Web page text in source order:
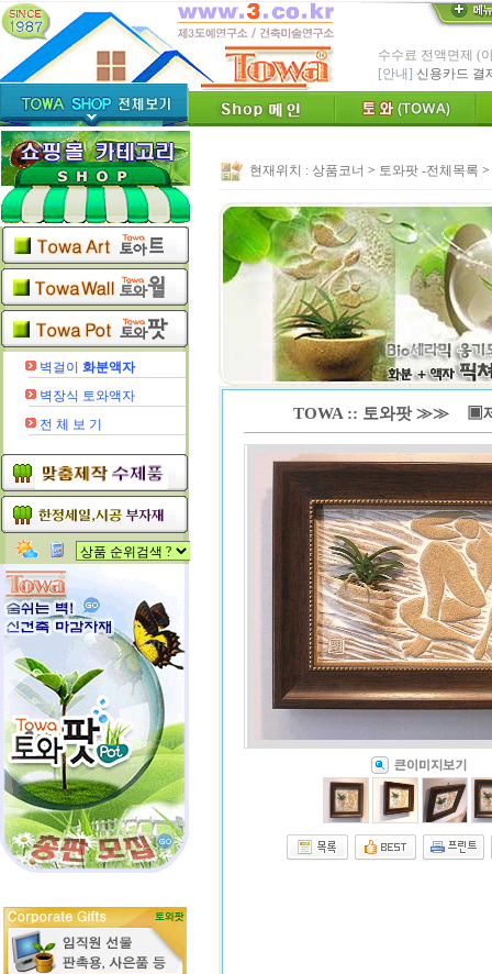
수수료 전액면제 (
[안내] 신용카드 결
* Since : 1987 ~ 신
- 특허,의장,상표권
* 그림타일 벽화타
카탈로그,토
인테리어타일, 기
[알림]숨쉬는 조습
* TOWA 가상시공
- 토와 배치 디자인
* TOWA 회원가입
-토와, 첫구매시 배
벽걸이 화분액자
벽장식 토와액자
전 체 보 기
현재위치 : 상품코너 > 토와팟 -전체목록 >
TOWA :: 토와팟 ≫≫ ▣제